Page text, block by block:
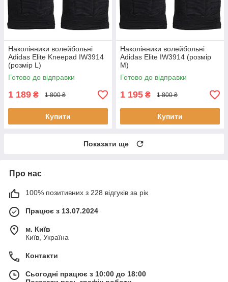
Наколінники волейбольні
Adidas Elite Kneepad IW3914
(розмір L)
Готово до відправки
1 189 ₴ 1 800 ₴
Купити
Наколінники волейбольні
Adidas Elite IW3914 (розмір
М)
Готово до відправки
1 195 ₴ 1 800 ₴
Купити
Показати ще
Про нас
100% позитивних з 228 відгуків за рік
Працює з 13.07.2024
м. Київ
Київ, Україна
Контакти
Сьогодні працює з 10:00 до 18:00